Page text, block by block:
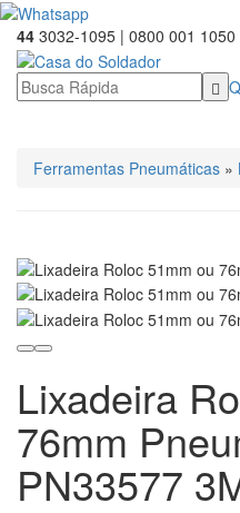
44 3032-1095 | 0800 001 1050
Ferramentas Pneumáticas »
Lixadeira
76mm
PN33577